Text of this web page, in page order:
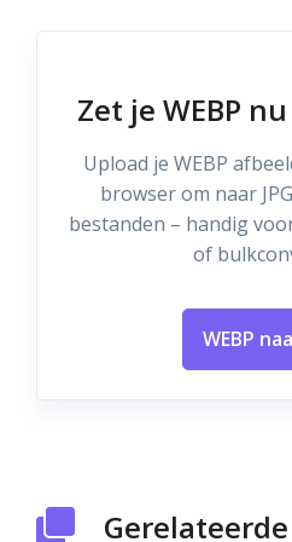
Zet je WEBP
Upload je WEBP
browser om naar
bestanden – handig
of
WEBP